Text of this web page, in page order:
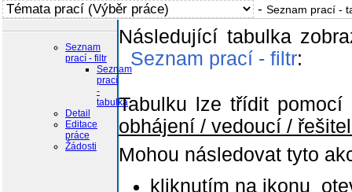
- Seznam prací -
Seznam
prací - filtr
Seznam
prací
-
tabulka
Detail
Editace
práce
Žádosti
Následující tabulka
Seznam prací - filtr:
Tabulku lze třídit pomocí
obhájení / vedoucí /
Mohou následovat tyto
kliknutím na ikonu